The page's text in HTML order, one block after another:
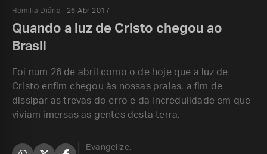
Homilia Diária 26 Abr 2017
Quando a luz de Cristo chegou ao
Brasil
Foi num 26 de abril como o de hoje que a luz de
Cristo enfim chegou às nossas praias, a fim de
dissipar as trevas do erro e da incredulidade em que
viviam imersas as gentes desta terra.
Evangelize,